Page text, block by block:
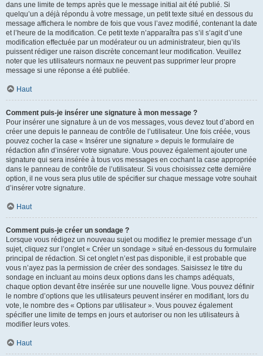
dans une limite de temps après que le message initial ait été publié. Si
quelqu’un a déjà répondu à votre message, un petit texte situé en dessous du
message affichera le nombre de fois que vous l’avez modifié, contenant la date
et l’heure de la modification. Ce petit texte n’apparaîtra pas s’il s’agit d’une
modification effectuée par un modérateur ou un administrateur, bien qu’ils
puissent rédiger une raison discrète concernant leur modification. Veuillez
noter que les utilisateurs normaux ne peuvent pas supprimer leur propre
message si une réponse a été publiée.
Haut
Comment puis-je insérer une signature à mon message ?
Pour insérer une signature à un de vos messages, vous devez tout d’abord en
créer une depuis le panneau de contrôle de l’utilisateur. Une fois créée, vous
pouvez cocher la case « Insérer une signature » depuis le formulaire de
rédaction afin d’insérer votre signature. Vous pouvez également ajouter une
signature qui sera insérée à tous vos messages en cochant la case appropriée
dans le panneau de contrôle de l’utilisateur. Si vous choisissez cette dernière
option, il ne vous sera plus utile de spécifier sur chaque message votre souhait
d’insérer votre signature.
Haut
Comment puis-je créer un sondage ?
Lorsque vous rédigez un nouveau sujet ou modifiez le premier message d’un
sujet, cliquez sur l’onglet « Créer un sondage » situé en-dessous du formulaire
principal de rédaction. Si cet onglet n’est pas disponible, il est probable que
vous n’ayez pas la permission de créer des sondages. Saisissez le titre du
sondage en incluant au moins deux options dans les champs adéquats,
chaque option devant être insérée sur une nouvelle ligne. Vous pouvez définir
le nombre d’options que les utilisateurs peuvent insérer en modifiant, lors du
vote, le nombre des « Options par utilisateur ». Vous pouvez également
spécifier une limite de temps en jours et autoriser ou non les utilisateurs à
modifier leurs votes.
Haut